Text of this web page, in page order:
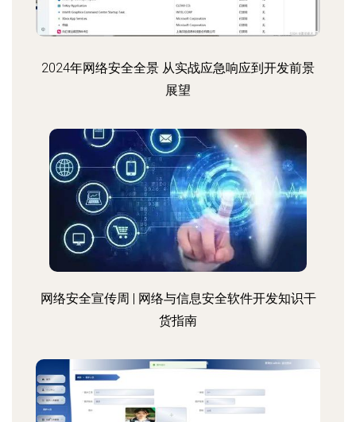
2024年网络安全全景 从实战应急响应到开发前景
展望
网络安全宣传周 | 网络与信息安全软件开发知识干
货指南